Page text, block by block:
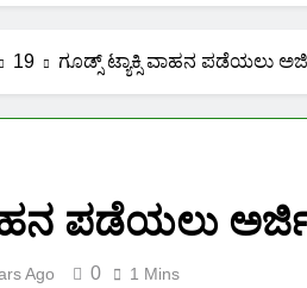
ಪಿಎಂ ಕಿಸಾನ್ ಯೋಜನೆಗೆ
ಜಾತಿ, ಆದಾಯ ಪ್ರಮಾಣ ಪತ್ರ
3 Months Ago
19 ಗೂಡ್ಸ್ ಟ್ಯಾಕ್ಸಿ ವಾಹನ ಪಡೆಯಲು
ಪಡೆಯಲು
Ago 0 1 Mins